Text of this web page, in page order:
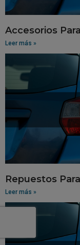
Accesorios
Leer más »
Repuestos
Leer más »